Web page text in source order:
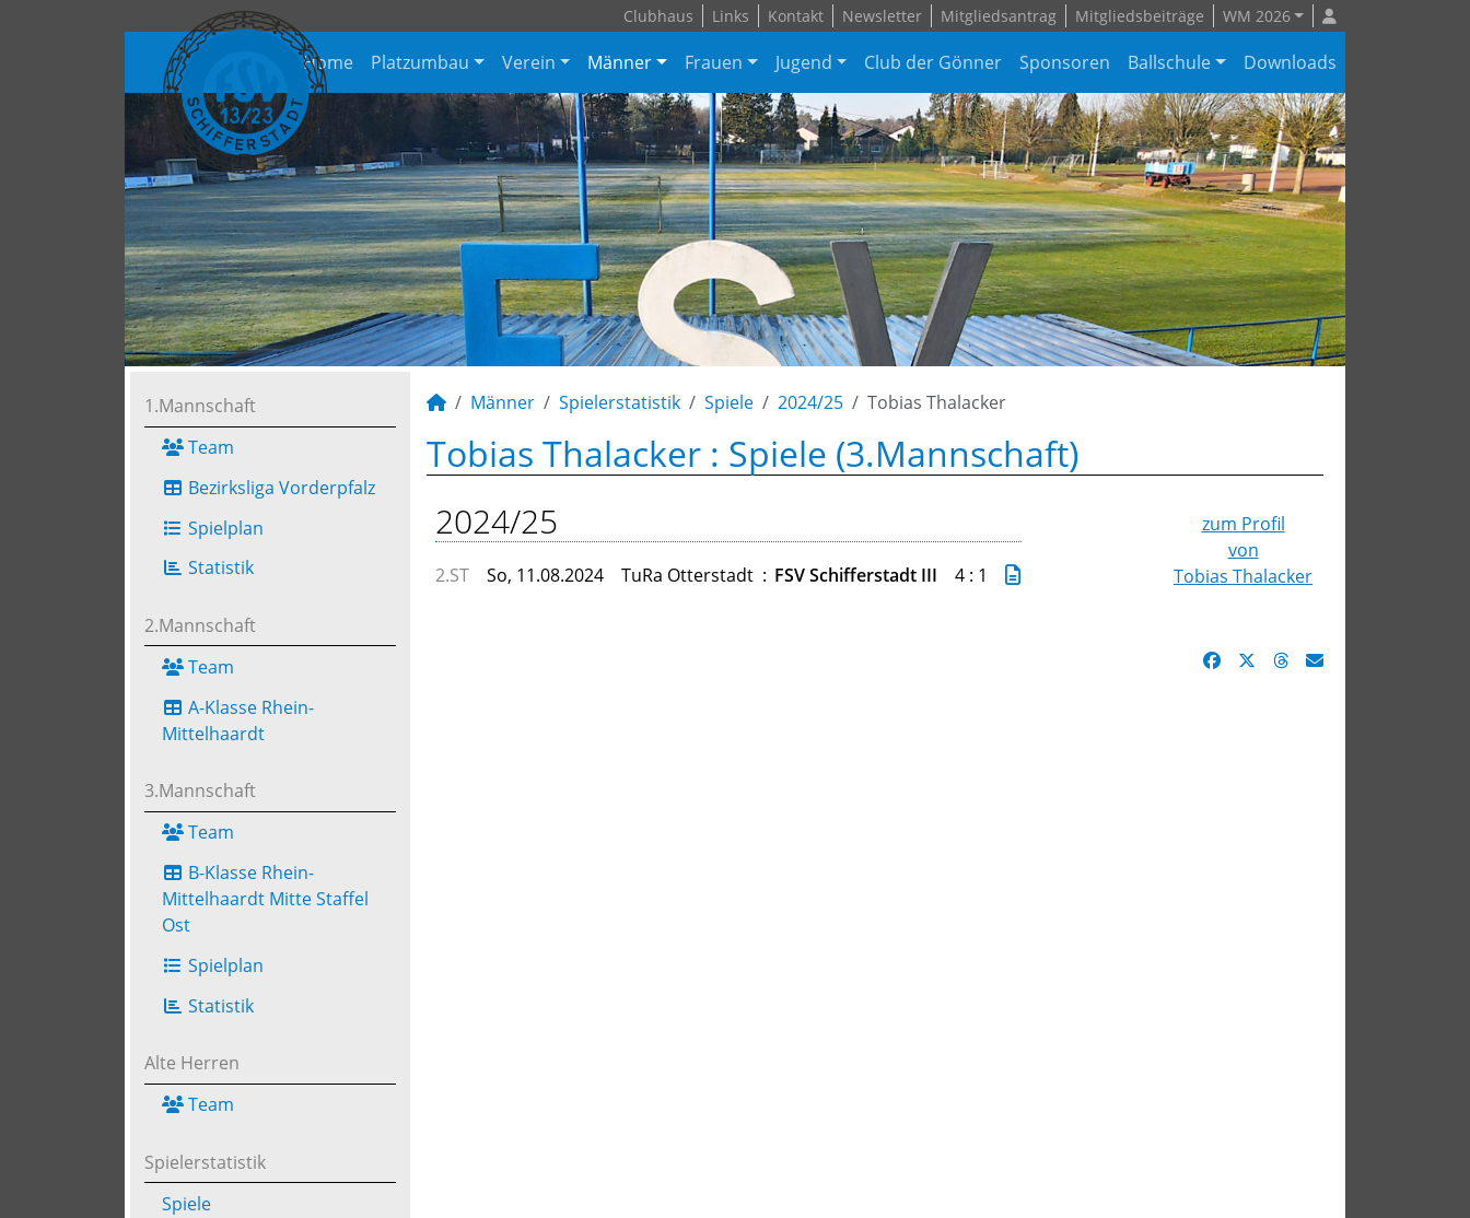
Clubhaus Links Kontakt Newsletter Mitgliedsantrag Mitgliedsbeiträge WM 2026
Home Platzumbau Verein Männer Frauen Jugend Club der Gönner Sponsoren Ballschule Downloads
1.Mannschaft
Team
Bezirksliga Vorderpfalz
Spielplan
Statistik
2.Mannschaft
Team
A-Klasse Rhein-
Mittelhaardt
3.Mannschaft
Team
B-Klasse Rhein-
Mittelhaardt Mitte Staffel
Ost
Spielplan
Statistik
Alte Herren
Team
Spielerstatistik
Spiele
Männer Spielerstatistik Spiele 2024/25 Tobias Thalacker
Tobias Thalacker : Spiele (3.Mannschaft)
zum Profil
von
Tobias Thalacker
2024/25
2.ST So, 11.08.2024 TuRa Otterstadt : FSV Schifferstadt III 4 : 1